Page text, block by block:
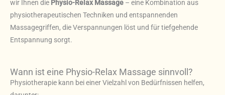
wir Ihnen die Physio-Relax Massage – eine Kombination aus
physiotherapeutischen Techniken und entspannenden
Massagegriffen, die Verspannungen löst und für tiefgehende
Entspannung sorgt.
Wann ist eine Physio-Relax Massage sinnvoll?
Physiotherapie kann bei einer Vielzahl von Bedürfnissen helfen,